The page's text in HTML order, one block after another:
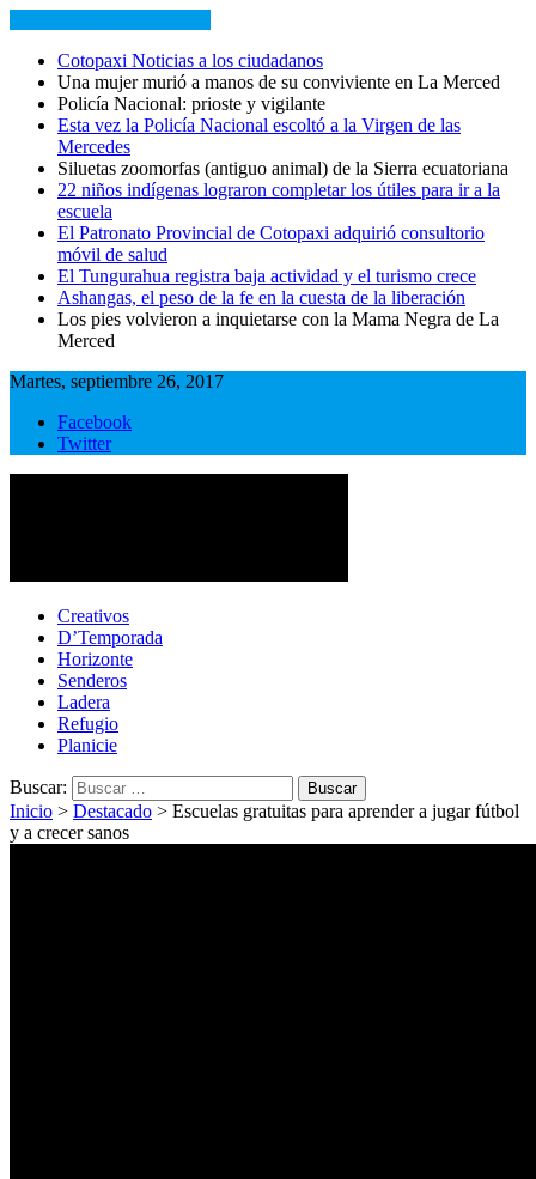
Cotopaxi Noticias a los ciudadanos
Una mujer murió a manos de su conviviente en La Merced
Policía Nacional: prioste y vigilante
Esta vez la Policía Nacional escoltó a la Virgen de las
Mercedes
Siluetas zoomorfas (antiguo animal) de la Sierra ecuatoriana
22 niños indígenas lograron completar los útiles para ir a la
escuela
El Patronato Provincial de Cotopaxi adquirió consultorio
móvil de salud
El Tungurahua registra baja actividad y el turismo crece
Ashangas, el peso de la fe en la cuesta de la liberación
Los pies volvieron a inquietarse con la Mama Negra de La
Merced
Martes, septiembre 26, 2017
Facebook
Twitter
Cotopaxi Noticias
Primer periódico multimedia del centro del país
Creativos
D’Temporada
Horizonte
Senderos
Ladera
Refugio
Planicie
Buscar:
Inicio > Destacado > Escuelas gratuitas para aprender a jugar fútbol
y a crecer sanos